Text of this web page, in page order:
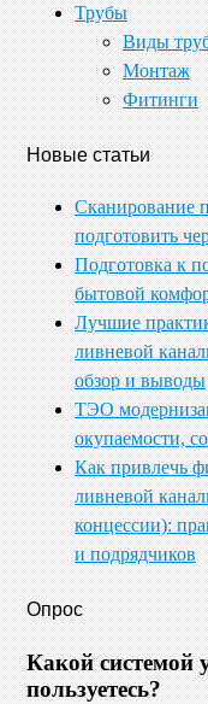
Трубы
Виды
Монтаж
Фитинги
Новые статьи
Сканирование
подготовить
Подготовка к
бытовой
Лучшие
ливневой
обзор и выводы
ТЭО
окупаемости,
Как привлечь
ливневой
концессии):
и подрядчиков
Опрос
Какой системой
пользуетесь?